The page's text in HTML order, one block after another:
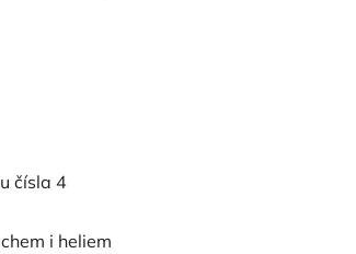
čísla 4
i heliem